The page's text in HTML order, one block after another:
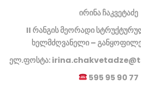
ირინა ჩაკვეტაძე
II რანგის მეორადი
ხელმძღვანელი –
ელ.ფოსტა:
595 95 90 77